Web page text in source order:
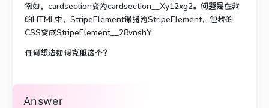
例如，cardsection变为cardsection__Xy12xg2。 问题是在我
的HTML中，StripeElement保持为StripeElement，但我的
CSS变成StripeElement__28vnshY
任何想法如何克服这个？
Answer